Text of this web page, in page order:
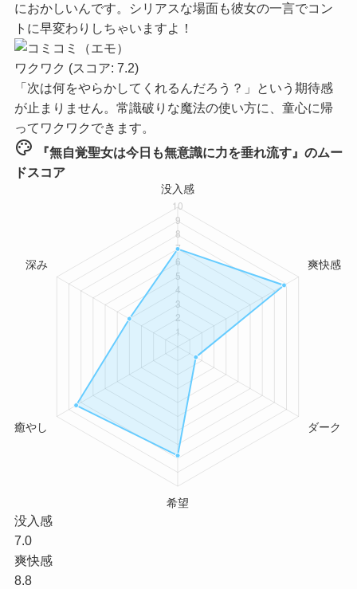
におかしいんです。シリアスな場面も彼女の一言でコン
トに早変わりしちゃいますよ！
ワクワク (スコア: 7.2)
「次は何をやらかしてくれるんだろう？」という期待感
が止まりません。常識破りな魔法の使い方に、童心に帰
ってワクワクできます。
palette
『無自覚聖女は今日も無意識に力を垂れ流す』のムー
ドスコア
没入感
7.0
爽快感
8.8